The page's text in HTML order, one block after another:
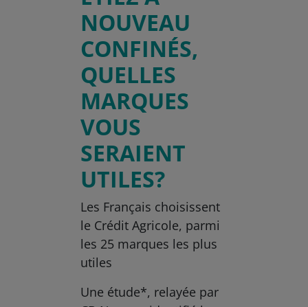
NOUVEAU
CONFINÉS,
QUELLES
MARQUES
VOUS
SERAIENT
UTILES?
Les Français choisissent
le Crédit Agricole, parmi
les 25 marques les plus
utiles
Une étude*, relayée par